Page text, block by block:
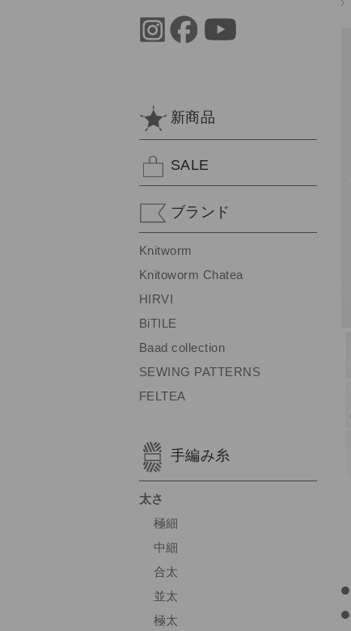
新商品
SALE
ブランド
Knitworm
Knitoworm Chatea
HIRVI
BiTILE
Baad collection
SEWING PATTERNS
FELTEA
手編み糸
太さ
極細
中細
合太
並太
極太